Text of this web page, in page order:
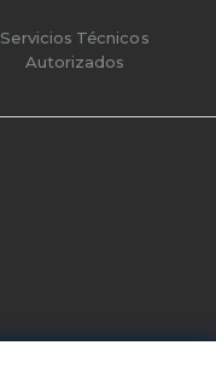
Servicios Técnicos
Autorizados